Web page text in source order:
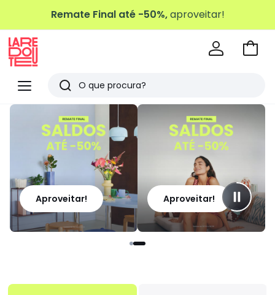
Remate Final até -50%,aproveitar!
Menu
Redoute
Pesquisar
Últimos
artigos
vistos
Ir
Aproveitar! Aproveitar!